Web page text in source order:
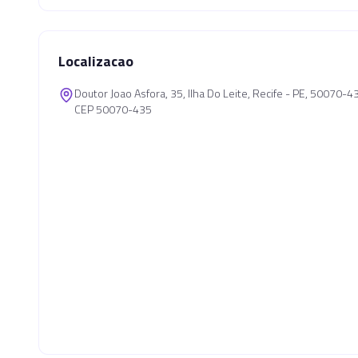
Localizacao
Doutor Joao Asfora, 35, Ilha Do Leite, Recife - PE, 50070-
CEP 50070-435